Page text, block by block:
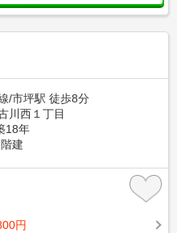
/市坪駅 徒歩8分
川西１丁目
18年
建
円